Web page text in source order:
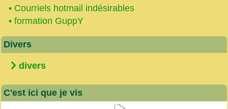
• Courriels hotmail indésirables
• formation GuppY
Divers
divers
C'est ici que je vis